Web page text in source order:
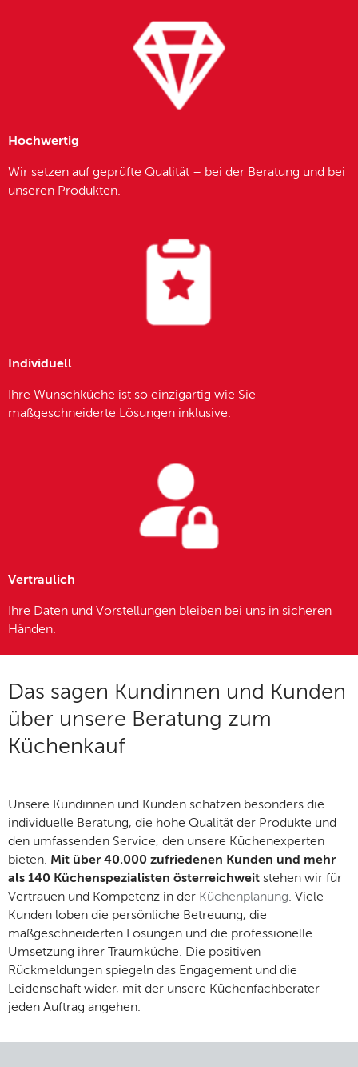
Hochwertig
Wir setzen auf geprüfte Qualität – bei der Beratung und bei
unseren Produkten.
Individuell
Ihre Wunschküche ist so einzigartig wie Sie –
maßgeschneiderte Lösungen inklusive.
Vertraulich
Ihre Daten und Vorstellungen bleiben bei uns in sicheren
Händen.
Das sagen Kundinnen und Kunden
über unsere Beratung zum
Küchenkauf
Unsere Kundinnen und Kunden schätzen besonders die
individuelle Beratung, die hohe Qualität der Produkte und
den umfassenden Service, den unsere Küchenexperten
bieten. Mit über 40.000 zufriedenen Kunden und mehr
als 140 Küchenspezialisten österreichweit stehen wir für
Vertrauen und Kompetenz in der Küchenplanung. Viele
Kunden loben die persönliche Betreuung, die
maßgeschneiderten Lösungen und die professionelle
Umsetzung ihrer Traumküche. Die positiven
Rückmeldungen spiegeln das Engagement und die
Leidenschaft wider, mit der unsere Küchenfachberater
jeden Auftrag angehen.